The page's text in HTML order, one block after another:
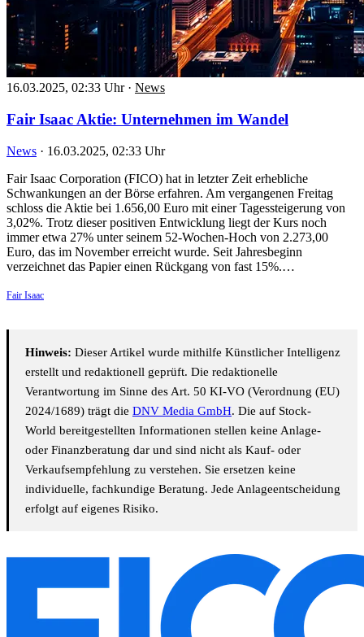
16.03.2025, 02:33 Uhr · News
Fair Isaac Aktie: Unternehmen im Wandel
News · 16.03.2025, 02:33 Uhr
Fair Isaac Corporation (FICO) hat in letzter Zeit erhebliche
Schwankungen an der Börse erfahren. Am vergangenen Freitag
schloss die Aktie bei 1.656,00 Euro mit einer Tagessteigerung von
3,02%. Trotz dieser positiven Entwicklung liegt der Kurs noch
immer etwa 27% unter seinem 52-Wochen-Hoch von 2.273,00
Euro, das im November erreicht wurde. Seit Jahresbeginn
verzeichnet das Papier einen Rückgang von fast 15%.…
Fair Isaac
Hinweis: Dieser Artikel wurde mithilfe Künstlicher Intelligenz
erstellt und redaktionell geprüft. Die redaktionelle
Verantwortung im Sinne des Art. 50 KI-VO (Verordnung (EU)
2024/1689) trägt die DNV Media GmbH. Die auf Stock-
World bereitgestellten Informationen stellen keine Anlage-
oder Finanzberatung dar und sind nicht als Kauf- oder
Verkaufsempfehlung zu verstehen. Sie ersetzen keine
individuelle, fachkundige Beratung. Jede Anlageentscheidung
erfolgt auf eigenes Risiko.